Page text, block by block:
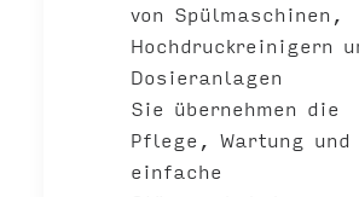
von Spülmaschinen,
Hochdruckreinigern
Dosieranlagen
Sie übernehmen die
Pflege, Wartung und
einfache